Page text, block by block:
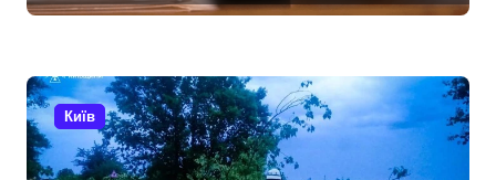
Київ